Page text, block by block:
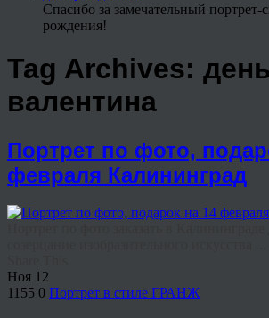
Спасибо за замечательный
рождения!
Tag Archives:
валентина
Портрет по фото,
февраля Калининград
Ноя 12
1155 0 Портрет в стиле ГРАНЖ